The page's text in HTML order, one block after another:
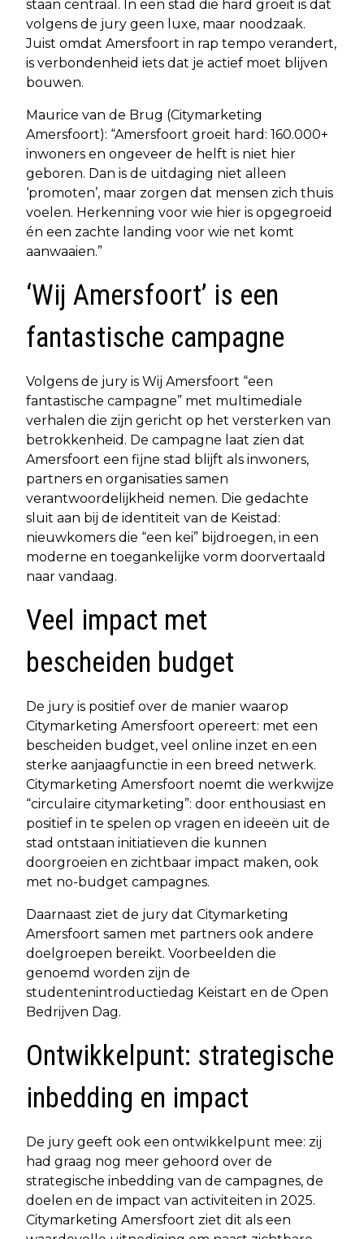
staan centraal. In een stad die hard groeit is dat
volgens de jury geen luxe, maar noodzaak.
Juist omdat Amersfoort in rap tempo verandert,
is verbondenheid iets dat je actief moet blijven
bouwen.
Maurice van de Brug (Citymarketing
Amersfoort): “Amersfoort groeit hard: 160.000+
inwoners en ongeveer de helft is niet hier
geboren. Dan is de uitdaging niet alleen
‘promoten’, maar zorgen dat mensen zich thuis
voelen. Herkenning voor wie hier is opgegroeid
én een zachte landing voor wie net komt
aanwaaien.”
‘Wij Amersfoort’ is een
fantastische campagne
Volgens de jury is Wij Amersfoort “een
fantastische campagne” met multimediale
verhalen die zijn gericht op het versterken van
betrokkenheid. De campagne laat zien dat
Amersfoort een fijne stad blijft als inwoners,
partners en organisaties samen
verantwoordelijkheid nemen. Die gedachte
sluit aan bij de identiteit van de Keistad:
nieuwkomers die “een kei” bijdroegen, in een
moderne en toegankelijke vorm doorvertaald
naar vandaag.
Veel impact met
bescheiden budget
De jury is positief over de manier waarop
Citymarketing Amersfoort opereert: met een
bescheiden budget, veel online inzet en een
sterke aanjaagfunctie in een breed netwerk.
Citymarketing Amersfoort noemt die werkwijze
“circulaire citymarketing”: door enthousiast en
positief in te spelen op vragen en ideeën uit de
stad ontstaan initiatieven die kunnen
doorgroeien en zichtbaar impact maken, ook
met no-budget campagnes.
Daarnaast ziet de jury dat Citymarketing
Amersfoort samen met partners ook andere
doelgroepen bereikt. Voorbeelden die
genoemd worden zijn de
studentenintroductiedag Keistart en de Open
Bedrijven Dag.
Ontwikkelpunt: strategische
inbedding en impact
De jury geeft ook een ontwikkelpunt mee: zij
had graag nog meer gehoord over de
strategische inbedding van de campagnes, de
doelen en de impact van activiteiten in 2025.
Citymarketing Amersfoort ziet dit als een